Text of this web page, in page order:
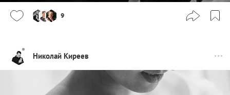
9
Николай Киреев